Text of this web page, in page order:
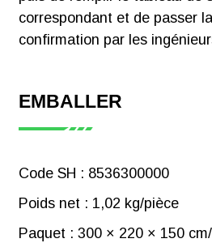
correspondant et de passer
confirmation par les
EMBALLER
Code SH : 8536300000
Poids net : 1,02 kg/pièce
Paquet : 300 × 220 × 150